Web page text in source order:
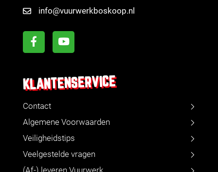
info@vuurwerkboskoop.nl
KLANTENSERVICE
Contact
Algemene Voorwaarden
Veiligheidstips
Veelgestelde vragen